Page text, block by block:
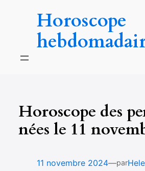
Horoscope
Horoscope des
nées le 11
11 novembre 2024—par